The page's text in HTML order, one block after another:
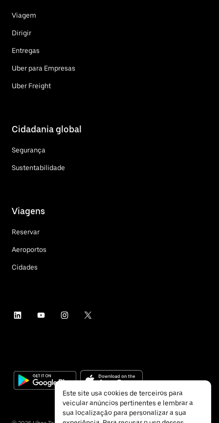
Viagem
Dirigir
Entregas
Uber para Empresas
Uber Freight
Cidadania global
Segurança
Sustentabilidade
Viagens
Reservar
Aeroportos
Cidades
Este site usa cookies de terceiros para
veicular anúncios pertinentes e lembrar a
sua localização para personalizar a sua